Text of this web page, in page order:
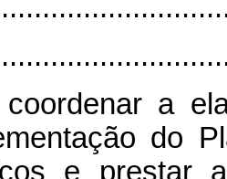
a
do
e prestar